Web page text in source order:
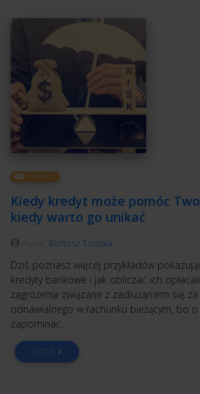
FINANSE
Kiedy kredyt może pomóc
kiedy warto go unikać
Bartosz Tomala
Dziś poznasz więcej przykładów
kredyty bankowe i jak obliczać ich
zagrożenia związane z zadłużaniem się
odnawialnego w rachunku bieżącym, bo
zapominać.
CZYTAJ